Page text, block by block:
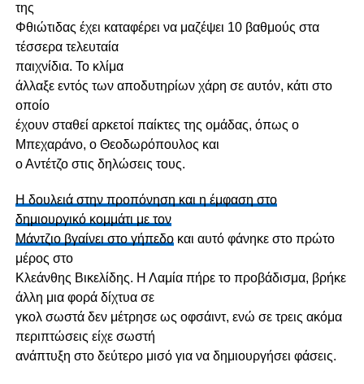
της
Φθιώτιδας έχει καταφέρει να μαζέψει 10 βαθμούς στα
τέσσερα τελευταία
παιχνίδια. Το κλίμα
άλλαξε εντός των αποδυτηρίων χάρη σε αυτόν, κάτι στο
οποίο
έχουν σταθεί αρκετοί παίκτες της ομάδας, όπως ο
Μπεχαράνο, ο Θεοδωρόπουλος και
ο Αντέτζο στις δηλώσεις τους.
Η δουλειά στην προπόνηση και η έμφαση στο
δημιουργικό κομμάτι με τον
Μάντζιο βγαίνει στο γήπεδοκαι αυτό φάνηκε στο πρώτο
μέρος στο
Κλεάνθης Βικελίδης. Η Λαμία πήρε το προβάδισμα, βρήκε
άλλη μια φορά δίχτυα σε
γκολ σωστά δεν μέτρησε ως οφσάιντ, ενώ σε τρεις ακόμα
περιπτώσεις είχε σωστή
ανάπτυξη στο δεύτερο μισό για να δημιουργήσει φάσεις.